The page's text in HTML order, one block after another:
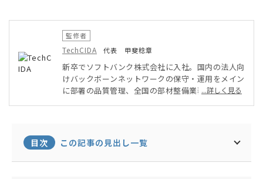
監修者
TechCIDA 代表 甲斐稔章
新卒でソフトバンク株式会社に入社。国内の法人向
けバックボーンネットワークの保守・運用をメイン
に部署の品質管理、全国の部材整備業務を実施。そ
ラエンジニアとして活動。現在は地元に戻りフリー
ランスエンジニア兼子ども向けプログラミング教室
の運営を行う。
...詳しく見る
目次 この記事の見出し一覧